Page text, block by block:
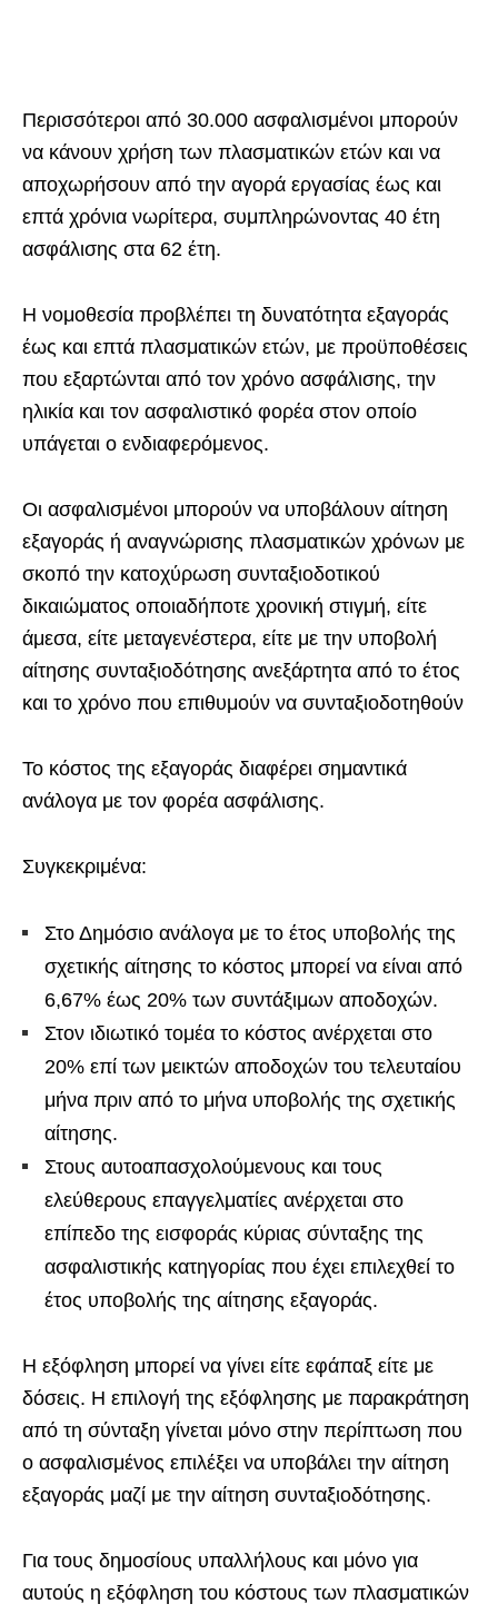
Περισσότεροι από 30.000 ασφαλισμένοι μπορούν
να κάνουν χρήση των πλασματικών ετών και να
αποχωρήσουν από την αγορά εργασίας έως και
επτά χρόνια νωρίτερα, συμπληρώνοντας 40 έτη
ασφάλισης στα 62 έτη.
Η νομοθεσία προβλέπει τη δυνατότητα εξαγοράς
έως και επτά πλασματικών ετών, με προϋποθέσεις
που εξαρτώνται από τον χρόνο ασφάλισης, την
ηλικία και τον ασφαλιστικό φορέα στον οποίο
υπάγεται ο ενδιαφερόμενος.
Oι ασφαλισμένοι μπορούν να υποβάλουν αίτηση
εξαγοράς ή αναγνώρισης πλασματικών χρόνων με
σκοπό την κατοχύρωση συνταξιοδοτικού
δικαιώματος οποιαδήποτε χρονική στιγμή, είτε
άμεσα, είτε μεταγενέστερα, είτε με την υποβολή
αίτησης συνταξιοδότησης ανεξάρτητα από το έτος
και το χρόνο που επιθυμούν να συνταξιοδοτηθούν
Το κόστος της εξαγοράς διαφέρει σημαντικά
ανάλογα με τον φορέα ασφάλισης.
Συγκεκριμένα:
Στο Δημόσιο ανάλογα με το έτος υποβολής της
σχετικής αίτησης το κόστος μπορεί να είναι από
6,67% έως 20% των συντάξιμων αποδοχών.
Στον ιδιωτικό τομέα το κόστος ανέρχεται στο
20% επί των μεικτών αποδοχών του τελευταίου
μήνα πριν από το μήνα υποβολής της σχετικής
αίτησης.
Στους αυτοαπασχολούμενους και τους
ελεύθερους επαγγελματίες ανέρχεται στο
επίπεδο της εισφοράς κύριας σύνταξης της
ασφαλιστικής κατηγορίας που έχει επιλεχθεί το
έτος υποβολής της αίτησης εξαγοράς.
Η εξόφληση μπορεί να γίνει είτε εφάπαξ είτε με
δόσεις. Η επιλογή της εξόφλησης με παρακράτηση
από τη σύνταξη γίνεται μόνο στην περίπτωση που
ο ασφαλισμένος επιλέξει να υποβάλει την αίτηση
εξαγοράς μαζί με την αίτηση συνταξιοδότησης.
Για τους δημοσίους υπαλλήλους και μόνο για
αυτούς η εξόφληση του κόστους των πλασματικών